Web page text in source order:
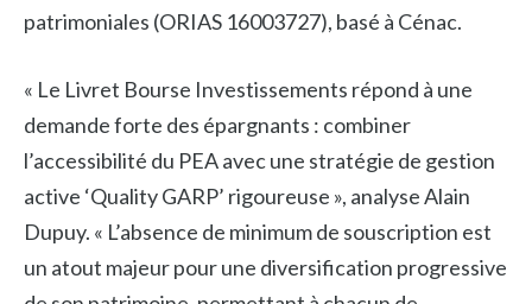
patrimoniales (ORIAS 16003727), basé à Cénac.
« Le Livret Bourse Investissements répond à une
demande forte des épargnants : combiner
l’accessibilité du PEA avec une stratégie de gestion
active ‘Quality GARP’ rigoureuse », analyse Alain
Dupuy. « L’absence de minimum de souscription est
un atout majeur pour une diversification progressive